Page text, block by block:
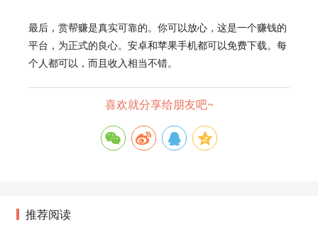
最后，赏帮赚是真实可靠的。你可以放心，这是一个赚钱的
平台，为正式的良心。安卓和苹果手机都可以免费下载。每
个人都可以，而且收入相当不错。
喜欢就分享给朋友吧~
推荐阅读